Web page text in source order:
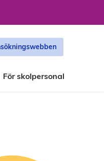
För skolpersonal